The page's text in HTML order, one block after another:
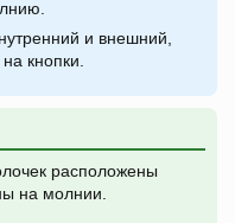
и внешний,
кнопки.
расположены
на молнии.